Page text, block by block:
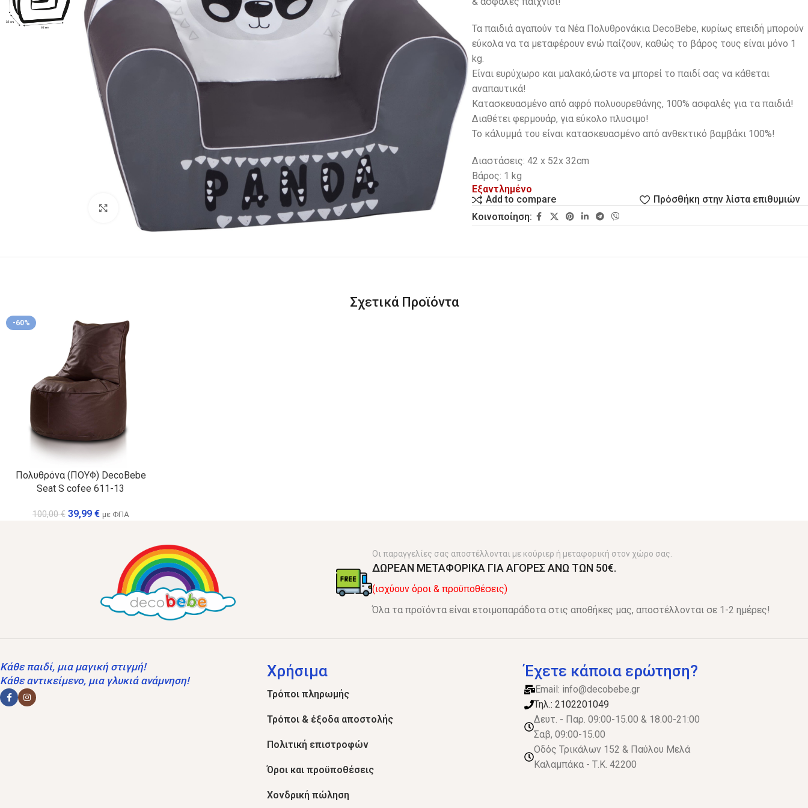
Κλικ για μεγέθυνση
Τα παιδιά αγαπούν τα Νέα Πολυθρονάκια DecoBebe, κυρίως επειδή μπορούν
εύκολα να τα μεταφέρουν ενώ παίζουν, καθώς το βάρος τους είναι μόνο 1
kg.
Eίναι ευρύχωρο και μαλακό,ώστε να μπορεί το παιδί σας να κάθεται
αναπαυτικά!
Κατασκευασμένο από αφρό πολυουρεθάνης, 100% ασφαλές για τα παιδιά!
Διαθέτει φερμουάρ, για εύκολο πλυσιμο!
Το κάλυμμά του είναι κατασκευασμένο από ανθεκτικό βαμβάκι 100%!
Διαστάσεις: 42 x 52x 32cm
Βάρος: 1 kg
Εξαντλημένο
Add to compare
Πρόσθήκη στην λίστα επιθυμιών
Κοινοποίηση:
Σχετικά Προϊόντα
-60%
Πολυθρόνα (ΠΟΥΦ) DecoBebe
Seat S cofee 611-13
100,00€ 39,99 € με ΦΠΑ
Οι παραγγελίες σας αποστέλλονται με κούριερ ή μεταφορική στον χώρο σας.
ΔΩΡΕΑΝ ΜΕΤΑΦΟΡΙΚΑ ΓΙΑ ΑΓΟΡΕΣ ΑΝΩ ΤΩΝ 50€.
(ισχύουν όροι & προϋποθέσεις)
Όλα τα προϊόντα είναι ετοιμοπαράδοτα στις αποθήκες μας, αποστέλλονται σε 1-2 ημέρες!
Κάθε παιδί, μια μαγική στιγμή!
Κάθε αντικείμενο, μια γλυκιά ανάμνηση!
Χρήσιμα
Τρόποι πληρωμής
Τρόποι & έξοδα αποστολής
Πολιτική επιστροφών
Όροι και προϋποθέσεις
Χονδρική πώληση
Έχετε κάποια ερώτηση?
Email: info@decobebe.gr
Τηλ.: 2102201049
Δευτ. - Παρ. 09:00-15.00 & 18.00-21:00
Σαβ, 09:00-15.00
Οδός Τρικάλων 152 & Παύλου Μελά
Καλαμπάκα - Τ.Κ. 42200